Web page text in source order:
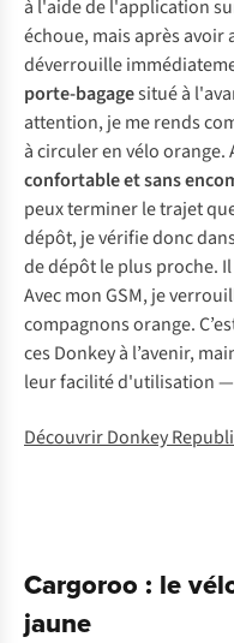
à l'aide de l'application
échoue, mais après avoir
déverrouille
porte-bagagesitué à
attention, je me rends
à circuler en vélo orange.
confortable et sans
peux terminer le trajet
dépôt, je vérifie donc
de dépôt le plus proche.
Avec mon GSM, je
compagnons orange.
ces Donkey à l’avenir,
leur facilité d'utilisation —
Découvrir Donkey
Cargoroo : le
jaune